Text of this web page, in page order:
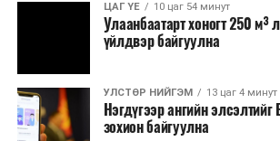
ЦАГ ҮЕ 10 цаг 54 минут
Улаанбаатарт хоногт 250 м³
үйлдвэр байгуулна
УЛСТӨР НИЙГЭМ 13 цаг 4 минут
Нэгдүгээр ангийн
зохион байгуулна